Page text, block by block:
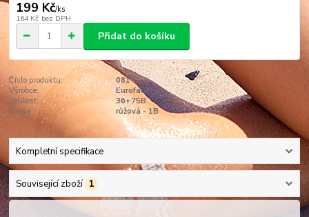
199 Kč/ks
164 Kč bez DPH
Přidat do košíku
Číslo produktu:
081
Výrobce:
Eurofala
Velikost:
36+75B
Barva:
růžová - 1B
Kompletní specifikace
Související zboží 1